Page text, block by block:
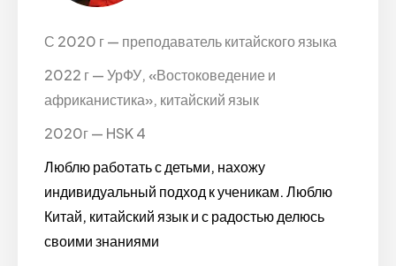
С 2020 г — преподаватель китайского языка
2022 г — УрФУ, «Востоковедение и
африканистика», китайский язык
2020г — HSK 4
Люблю работать с детьми, нахожу
индивидуальный подход к ученикам. Люблю
Китай, китайский язык и с радостью делюсь
своими знаниями